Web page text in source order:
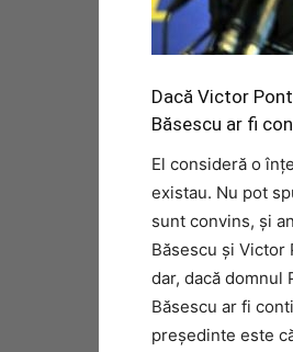
Dacă Victor
Băsescu ar fi
El consideră o
existau. Nu pot
sunt convins, și
Băsescu și
dar, dacă domnul
Băsescu ar fi
președinte este